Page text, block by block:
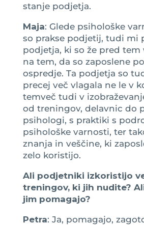
stanje podjetja.
Maja: Glede psihološke
so prakse podjetij, tudi mi
podjetja, ki so že pred tem
na tem, da so zaposlene
ospredje. Ta podjetja so
precej več vlagala ne le v
temveč tudi v
od treningov, delavnic do
psihologi, s praktiki s
psihološke varnosti, ter
znanja in veščine, ki
zelo koristijo.
Ali podjetniki izkoristijo
treningov, ki jih nudite?
jim pomagajo?
Petra: Ja, pomagajo,